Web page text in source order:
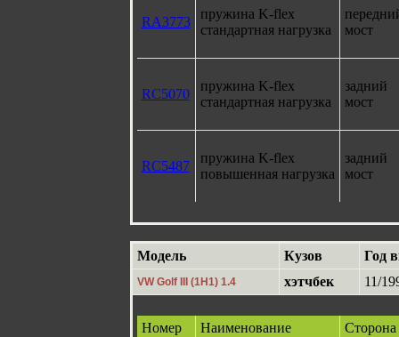
RA3773
пружина K-flex
стандартная нагрузка
мост
RC5070
пружина K-flex
стандартная нагрузка
задний
мост
RC5487
пружина K-flex
повышенная нагрузка
задний
мост
Модель Кузов Год
VW Golf III (1H1) 1.4 хэтчбек 11/
Номер Наименование Сторона